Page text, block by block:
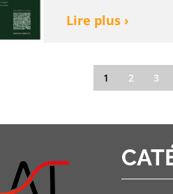
Lire plus ›
1 2 3